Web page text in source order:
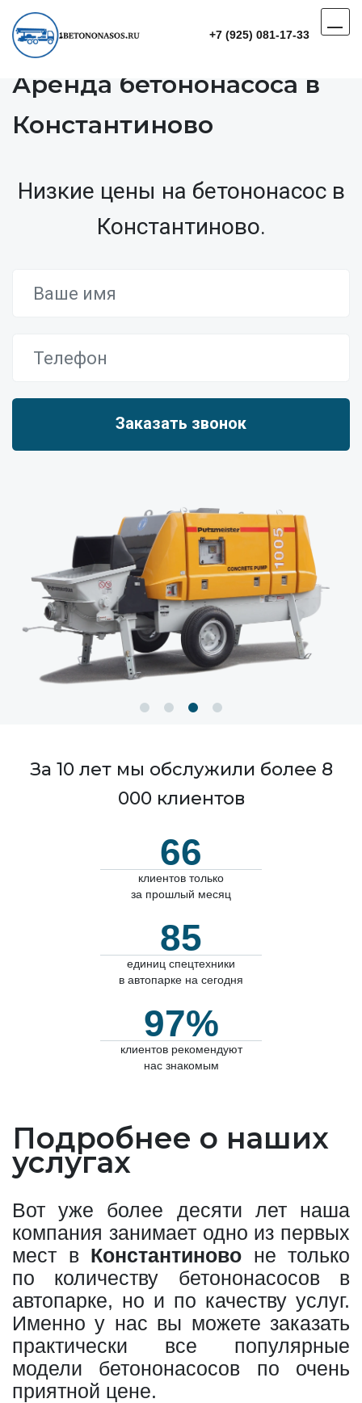
+7 (925) 081-17-33
Аренда бетононасоса в
Константиново
Низкие цены на бетононасос в
Константиново.
За 10 лет мы обслужили более 8
000 клиентов
66
клиентов только
за прошлый месяц
85
единиц спецтехники
в автопарке на сегодня
97%
клиентов рекомендуют
нас знакомым
Подробнее о наших
услугах
Вот уже более десяти лет наша
компания занимает одно из первых
мест в Константиново не только
по количеству бетононасосов в
автопарке, но и по качеству услуг.
Именно у нас вы можете заказать
практически все популярные
модели бетононасосов по очень
приятной цене.